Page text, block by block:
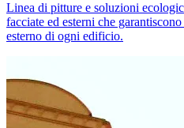
Linea di pitture e soluzioni
facciate ed esterni che
esterno di ogni edificio.